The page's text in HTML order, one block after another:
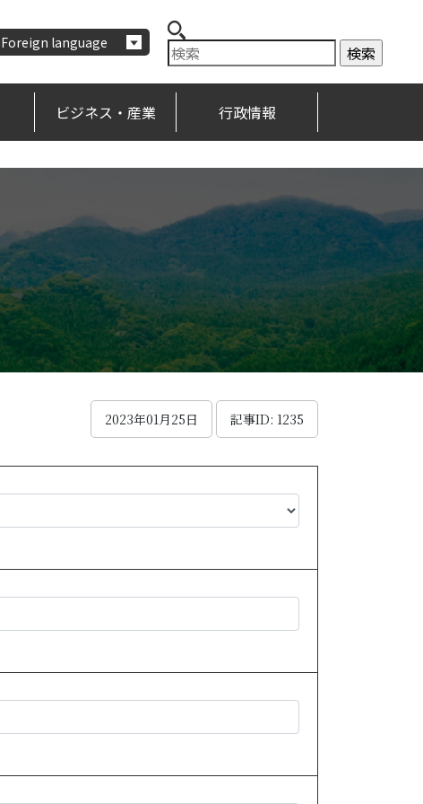
Foreign language
ビジネス・産業 行政情報
2023年01月25日 記事ID: 1235